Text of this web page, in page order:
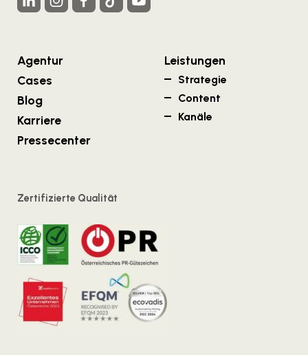
Agentur
Cases
Blog
Karriere
Pressecenter
Leistungen
Strategie
Content
Kanäle
Zertifizierte Qualität